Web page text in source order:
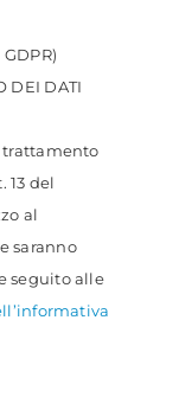
DEI DATI
trattamento
13 del
al
seguito alle